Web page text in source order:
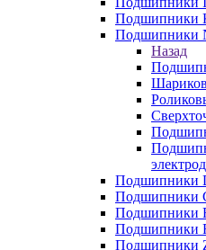
Подшипники
Подшипники
Назад
Подшипники
Подшипники
Подшипники
Подшипники
Подшипники